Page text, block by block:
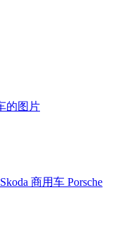
Skoda 商用车 Porsche